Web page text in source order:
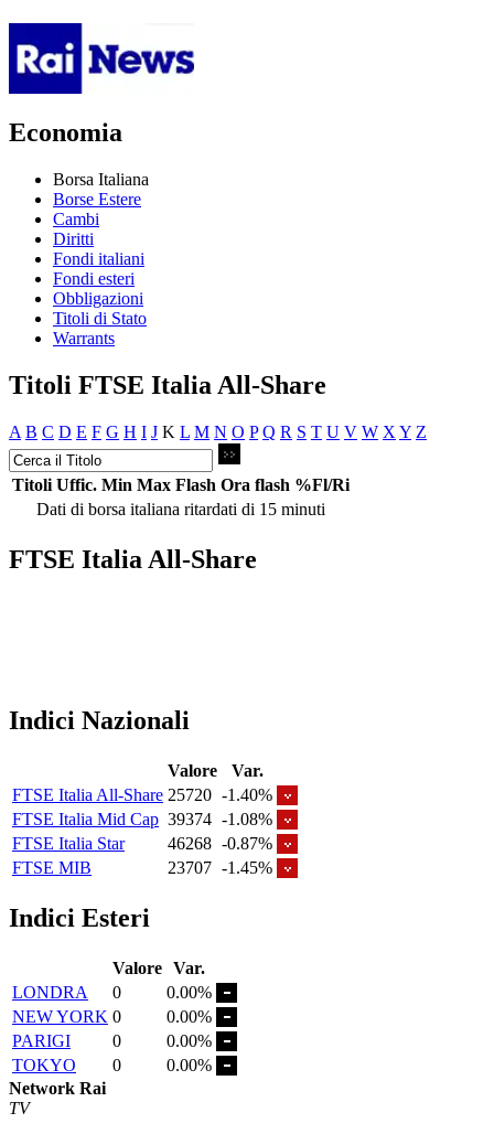
Economia
Borsa Italiana
Borse Estere
Cambi
Diritti
Fondi italiani
Fondi esteri
Obbligazioni
Titoli di Stato
Warrants
Titoli FTSE Italia All-Share
A B C D E F G H I J K L M N O P Q R S T U V W X Y Z
Titoli Uffic. Min Max Flash Ora flash %Fl/Ri
Dati di borsa italiana ritardati di 15 minuti
FTSE Italia All-Share
Indici Nazionali
Valore
Var.
FTSE Italia All-Share 25720 -1.40%
FTSE Italia Mid Cap 39374 -1.08%
FTSE Italia Star
46268 -0.87%
FTSE MIB
23707 -1.45%
Indici Esteri
Valore Var.
LONDRA
0
0.00%
NEW YORK 0
0.00%
PARIGI
0
0.00%
TOKYO
0
0.00%
Network Rai
TV